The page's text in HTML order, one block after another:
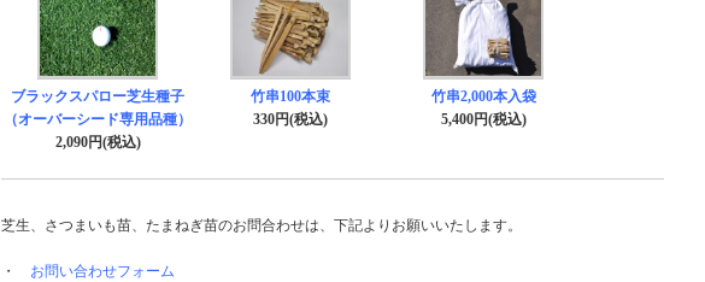
ブラックスパロー芝生種子
（オーバーシード専用品種）
2,090円(税込)
竹串100本束
330円(税込)
竹串2,000本入袋
5,400円(税込)
芝生、さつまいも苗、たまねぎ苗のお問合わせは、下記よりお願いいたします。
・ お問い合わせフォーム